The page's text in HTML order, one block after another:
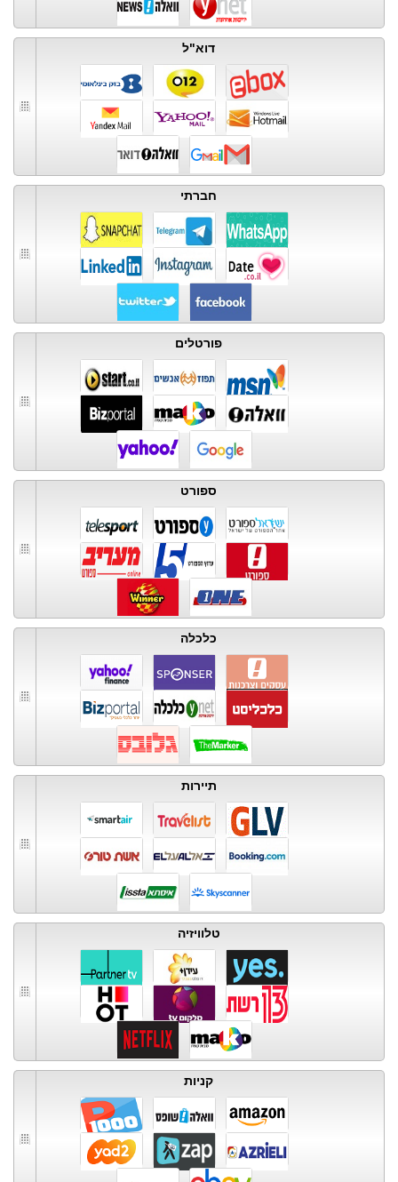
דוא"ל
חברתי
פורטלים
ספורט
כלכלה
תיירות
טלוויזיה
קניות